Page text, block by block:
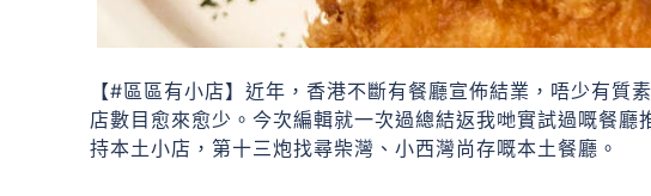
【#區區有小店】近年，香港不斷有餐廳宣佈結業，唔少有質
店數目愈來愈少。今次編輯就一次過總結返我哋實試過嘅餐
持本土小店，第十三炮找尋柴灣、小西灣尚存嘅本土餐廳。